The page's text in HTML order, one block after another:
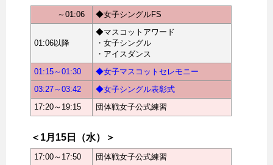
～01:06 ◆女子シングルFS
01:06以降
◆マスコットアワード
・女子シングル
・アイスダンス
01:15～01:30
◆女子マスコットセレモニー
03:27～03:42
◆女子シングル表彰式
17:20～19:15
団体戦女子公式練習
＜1月15日（水）＞
17:00～17:50
団体戦女子公式練習